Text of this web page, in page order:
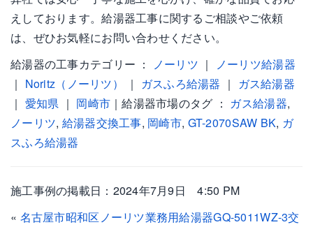
えしております。給湯器工事に関するご相談やご依頼
は、ぜひお気軽にお問い合わせください。
給湯器の工事カテゴリー ：
ノーリツ ｜
ノーリツ給湯器
｜ Noritz（ノーリツ） ｜ ガスふろ給湯器 ｜
ガス給湯器
｜ 愛知県 ｜ 岡崎市 ｜給湯器市場のタグ ： ガス給湯器,
ノーリツ, 給湯器交換工事, 岡崎市, GT-2070SAW BK, ガ
スふろ給湯器
施工事例の掲載日：2024年7月9日 4:50 PM
« 名古屋市昭和区ノーリツ業務用給湯器GQ-5011WZ-3交